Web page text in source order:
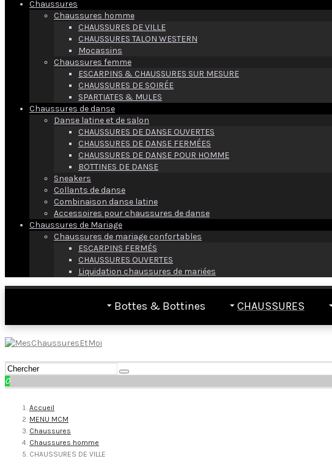
Chaussures
Chaussures homme
CHAUSSURES DE VILLE
CHAUSSURES TALON WESTERN
Mocassins
Chaussures femme
ESCARPINS & CHAUSSURES SUR MESURE
CHAUSSURES DE SOIRÉE
SPARTIATES & MULES
Chaussures de danse
Danse latine et de salon
CHAUSSURES DE DANSE OUVERTES
CHAUSSURES DE DANSE FERMÉES
CHAUSSURES DE DANSE POUR HOMME
BOTTINES DE DANSE
Sneakers
Collants de danse
Combinaison danse latine
Accessoires pour chaussures de danse
Chaussures de Mariage
Chaussures de mariage confortables
ESCARPINS FERMÉS
CHAUSSURES OUVERTES
Liquidation chaussures de mariées
Bottes & Bottines CHAUSSURES
0
Accueil
MENU MCM
Chaussures
Chaussures homme
CHAUSSURES DE VILLE